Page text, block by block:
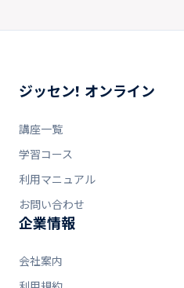
ジッセン! オンライン
講座一覧
学習コース
利用マニュアル
お問い合わせ
企業情報
会社案内